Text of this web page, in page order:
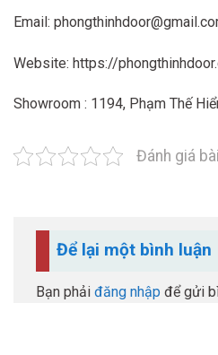
Email:
Website: https://
Showroom : 1194, Phạm Thế
Đánh giá
Để lại một bình luận
Bạn phải đăng nhập để gửi